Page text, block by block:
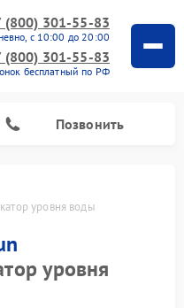
(800) 301-55-83
с 10:00 до 20:00
(800) 301-55-83
бесплатный по РФ
Позвонить
уровня воды
уровня